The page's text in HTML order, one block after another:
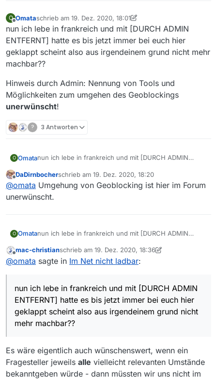
O
Offline
Omataschrieb am 19. Dez. 2020, 18:01
zuletzt editiert von Nicklas2751
nun ich lebe in frankreich und mit [DURCH ADMIN
ENTFERNT] hatte es bis jetzt immer bei euch hier
geklappt scheint also aus irgendeinem grund nicht mehr
machbar??
Hinweis durch Admin: Nennung von Tools und
Möglichkeiten zum umgehen des Geoblockings
unerwünscht!
? 3 Antworten
O Omatanun ich lebe in frankreich und mit [DURCH ADMIN
geklappt scheint also aus irgendeinem grund nicht mehr
machbar??
Hinweis durch Admin: Nennung von Tools und
Möglichkeiten zum umgehen des Geoblockings
unerwünscht
Offline
DaDirnbocherschrieb am 19. Dez. 2020, 18:20
zuletzt editiert von
@omata Umgehung von Geoblocking ist hier im Forum
unerwünscht.
O Omatanun ich lebe in frankreich und mit [DURCH ADMIN
geklappt scheint also aus irgendeinem grund nicht mehr
machbar??
Hinweis durch Admin: Nennung von Tools und
Möglichkeiten zum umgehen des Geoblockings
Offline
mac-christianschrieb am 19. Dez. 2020, 18:36
zuletzt editiert von Nicklas2751
@omata sagte in Im Net nicht ladbar:
nun ich lebe in frankreich und mit [DURCH ADMIN
ENTFERNT] hatte es bis jetzt immer bei euch hier
geklappt scheint also aus irgendeinem grund nicht
mehr machbar??
Es wäre eigentlich auch wünschenswert, wenn ein
Fragesteller jeweils alle vielleicht relevanten Umstände
bekanntgeben würde - dann müssten wir uns nicht im